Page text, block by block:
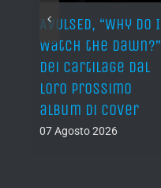
AVULSED, “Why Do I
Watch the Dawn?”
dei Cartilage dal
loro prossimo
album di cover
07 Agosto 2026